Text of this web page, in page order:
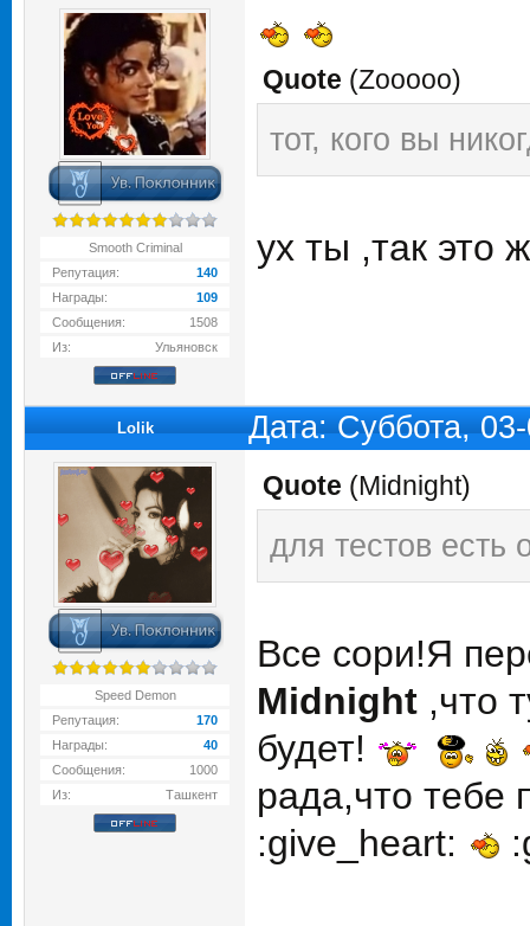
Smooth Criminal
Репутация:
140
Награды:
109
Сообщения:
1508
Из:
Ульяновск
Quote (Zooooo)
тот, кого вы
ух ты ,так это
Lolik Дата: Суббота,
Speed Demon
Репутация:
170
Награды:
40
Сообщения:
1000
Из:
Ташкент
Quote (Midnight)
для тестов есть
Все сори!Я
Midnight ,что
будет!
рада,что тебе
:give_heart: